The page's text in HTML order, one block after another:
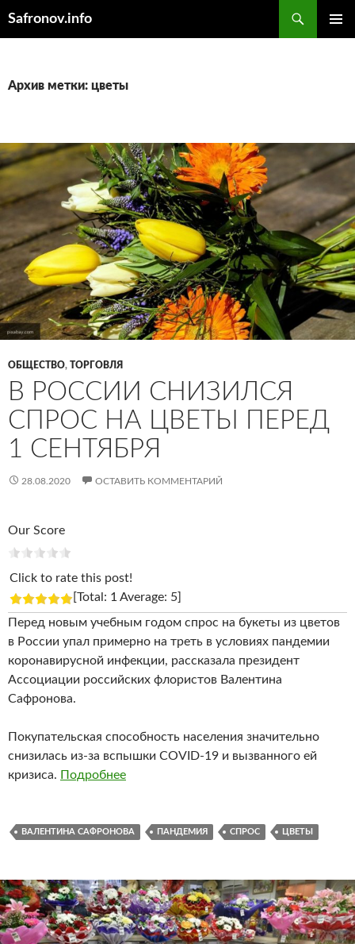
Safronov.info
Архив метки: цветы
ОБЩЕСТВО, ТОРГОВЛЯ
В РОССИИ СНИЗИЛСЯ
СПРОС НА ЦВЕТЫ ПЕРЕД
1 СЕНТЯБРЯ
28.08.2020 ОСТАВИТЬ КОММЕНТАРИЙ
Our Score
Click to rate this post!
[Total: 1 Average: 5]
Перед новым учебным годом спрос на букеты из цветов
в России упал примерно на треть в условиях пандемии
коронавирусной инфекции, рассказала президент
Ассоциации российских флористов Валентина
Сафронова.
Покупательская способность населения значительно
снизилась из-за вспышки COVID-19 и вызванного ей
кризиса. Подробнее
ВАЛЕНТИНА САФРОНОВА ПАНДЕМИЯ СПРОС ЦВЕТЫ